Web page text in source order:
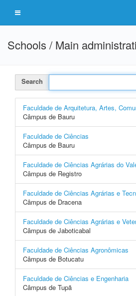
Schools / Main
Search
Faculdade de Arquitetura, Artes,
Câmpus de Bauru
Faculdade de Ciências
Câmpus de Bauru
Faculdade de Ciências Agrárias do
Câmpus de Registro
Faculdade de Ciências Agrárias e
Câmpus de Dracena
Faculdade de Ciências Agrárias e
Câmpus de Jaboticabal
Faculdade de Ciências Agronômicas
Câmpus de Botucatu
Faculdade de Ciências e Engenharia
Câmpus de Tupã